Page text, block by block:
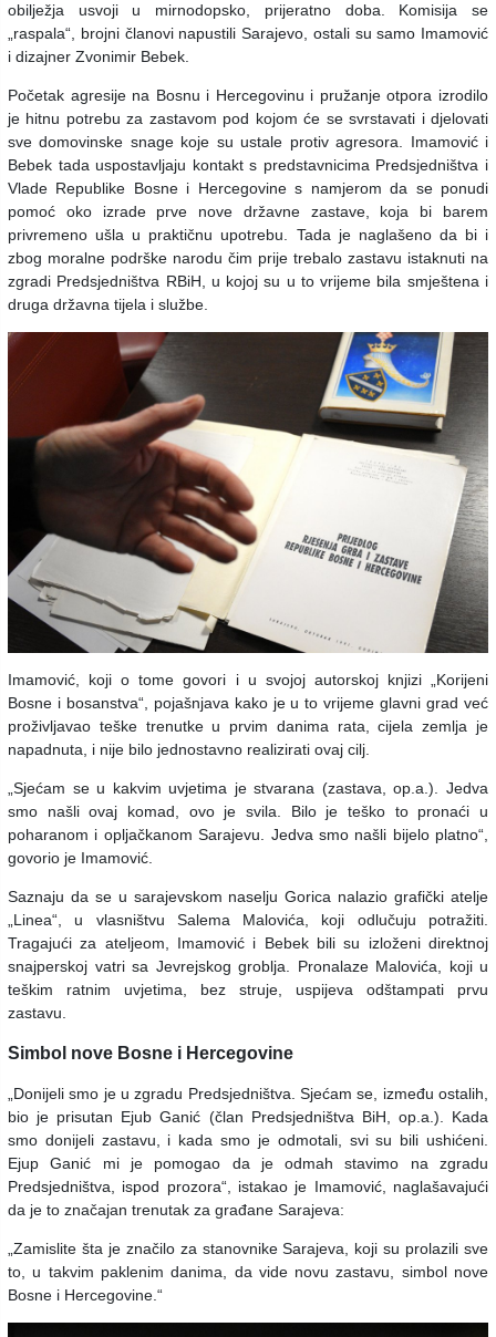
obilježja usvoji u mirnodopsko, prijeratno doba. Komisija se
„raspala“, brojni članovi napustili Sarajevo, ostali su samo Imamović
i dizajner Zvonimir Bebek.
Početak agresije na Bosnu i Hercegovinu i pružanje otpora izrodilo
je hitnu potrebu za zastavom pod kojom će se svrstavati i djelovati
sve domovinske snage koje su ustale protiv agresora. Imamović i
Bebek tada uspostavljaju kontakt s predstavnicima Predsjedništva i
Vlade Republike Bosne i Hercegovine s namjerom da se ponudi
pomoć oko izrade prve nove državne zastave, koja bi barem
privremeno ušla u praktičnu upotrebu. Tada je naglašeno da bi i
zbog moralne podrške narodu čim prije trebalo zastavu istaknuti na
zgradi Predsjedništva RBiH, u kojoj su u to vrijeme bila smještena i
druga državna tijela i službe.
Imamović, koji o tome govori i u svojoj autorskoj knjizi „Korijeni
Bosne i bosanstva“, pojašnjava kako je u to vrijeme glavni grad već
proživljavao teške trenutke u prvim danima rata, cijela zemlja je
napadnuta, i nije bilo jednostavno realizirati ovaj cilj.
„Sjećam se u kakvim uvjetima je stvarana (zastava, op.a.). Jedva
smo našli ovaj komad, ovo je svila. Bilo je teško to pronaći u
poharanom i opljačkanom Sarajevu. Jedva smo našli bijelo platno“,
govorio je Imamović.
Saznaju da se u sarajevskom naselju Gorica nalazio grafički atelje
„Linea“, u vlasništvu Salema Malovića, koji odlučuju potražiti.
Tragajući za ateljeom, Imamović i Bebek bili su izloženi direktnoj
snajperskoj vatri sa Jevrejskog groblja. Pronalaze Malovića, koji u
teškim ratnim uvjetima, bez struje, uspijeva odštampati prvu
zastavu.
Simbol nove Bosne i Hercegovine
„Donijeli smo je u zgradu Predsjedništva. Sjećam se, između ostalih,
bio je prisutan Ejub Ganić (član Predsjedništva BiH, op.a.). Kada
smo donijeli zastavu, i kada smo je odmotali, svi su bili ushićeni.
Ejup Ganić mi je pomogao da je odmah stavimo na zgradu
Predsjedništva, ispod prozora“, istakao je Imamović, naglašavajući
da je to značajan trenutak za građane Sarajeva:
„Zamislite šta je značilo za stanovnike Sarajeva, koji su prolazili sve
to, u takvim paklenim danima, da vide novu zastavu, simbol nove
Bosne i Hercegovine.“